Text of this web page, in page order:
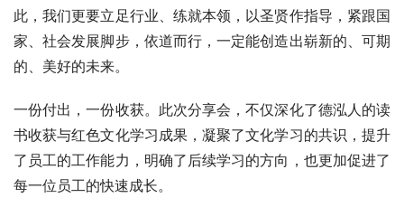
此，我们更要立足行业、练就本领，以圣贤作指导，紧跟国
家、社会发展脚步，依道而行，一定能创造出崭新的、可期
的、美好的未来。
一份付出，一份收获。此次分享会，不仅深化了德泓人的读
书收获与红色文化学习成果，凝聚了文化学习的共识，提升
了员工的工作能力，明确了后续学习的方向，也更加促进了
每一位员工的快速成长。